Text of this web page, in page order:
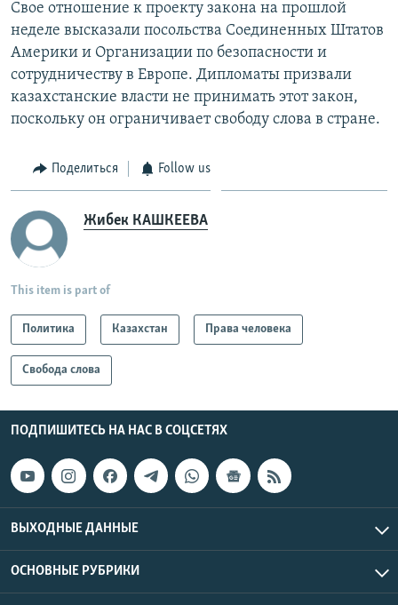
Свое отношение к проекту закона на прошлой
неделе высказали посольства Соединенных Штатов
Америки и Организации по безопасности и
сотрудничеству в Европе. Дипломаты призвали
казахстанские власти не принимать этот закон,
поскольку он ограничивает свободу слова в стране.
Поделиться Follow us
Жибек КАШКЕЕВА
This item is part of
Политика Казахстан Права человека
Свобода слова
ПОДПИШИТЕСЬ НА НАС В СОЦСЕТЯХ
ВЫХОДНЫЕ ДАННЫЕ
ОСНОВНЫЕ РУБРИКИ